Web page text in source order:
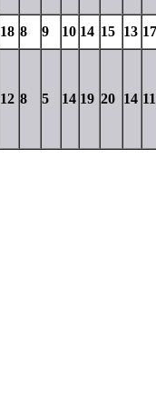
18 8 9 10 14 15 13 17
12 8 5 14 19 20 14 11